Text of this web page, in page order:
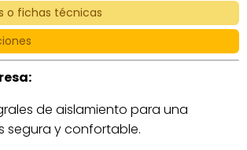
o fichas técnicas
de aislamiento para una
segura y confortable.